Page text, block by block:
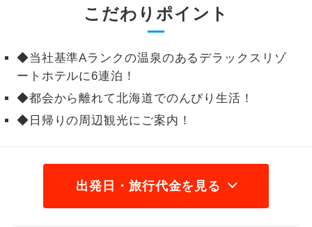
こだわりポイント
◆当社基準Aランクの温泉のあるデラックスリゾ
ートホテルに6連泊！
◆都会から離れて北海道でのんびり生活！
◆日帰りの周辺観光にご案内！
出発日・旅行代金を見る
お部屋にてゆっくりとお召し上がりいた
だけます。
トラベルイヤ
ホン
周りの音を気にせず、ガイドさんの説明
をじっくり聞くことができます。
1名様催行
1名様から出発可能な個人型プランで
す。
2名様催行
おひとり様参
おひとり様限定でご参加いただけるコー